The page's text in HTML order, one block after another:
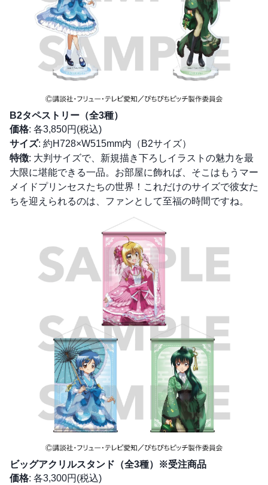
B2タペストリー（全3種）
価格: 各3,850円(税込)
サイズ: 約H728×W515mm内（B2サイズ）
特徴: 大判サイズで、新規描き下ろしイラストの魅力を最
大限に堪能できる一品。お部屋に飾れば、そこはもうマー
メイドプリンセスたちの世界！これだけのサイズで彼女た
ちを迎えられるのは、ファンとして至福の時間ですね。
ビッグアクリルスタンド（全3種）※受注商品
価格: 各3,300円(税込)